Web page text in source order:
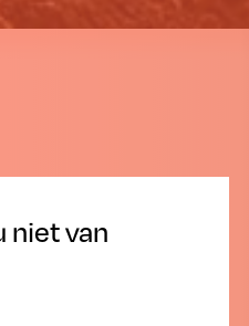
complexe
voor de hele
niet van